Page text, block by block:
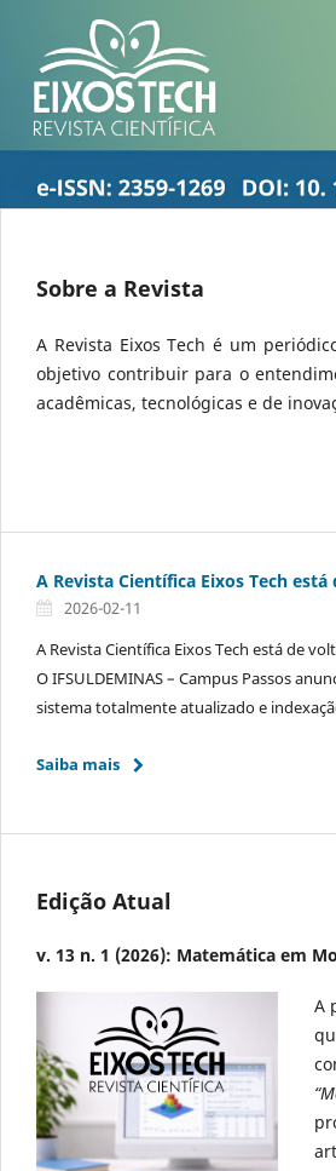
Sobre a Revista
A Revista Eixos Tech é um
objetivo contribuir para o
acadêmicas, tecnológicas e de
A Revista Científica Eixos Tech
2026-02-11
A Revista Científica Eixos Tech está de
O IFSULDEMINAS – Campus Passos
sistema totalmente atualizado e
Saiba mais
Edição Atual
v. 13 n. 1 (2026): Matemática em
A